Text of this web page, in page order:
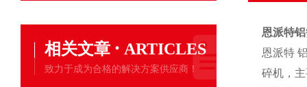
相关文章 · ARTICLES
致力于成为合格的解决方案供应商！
恩派特
恩派特
碎机，